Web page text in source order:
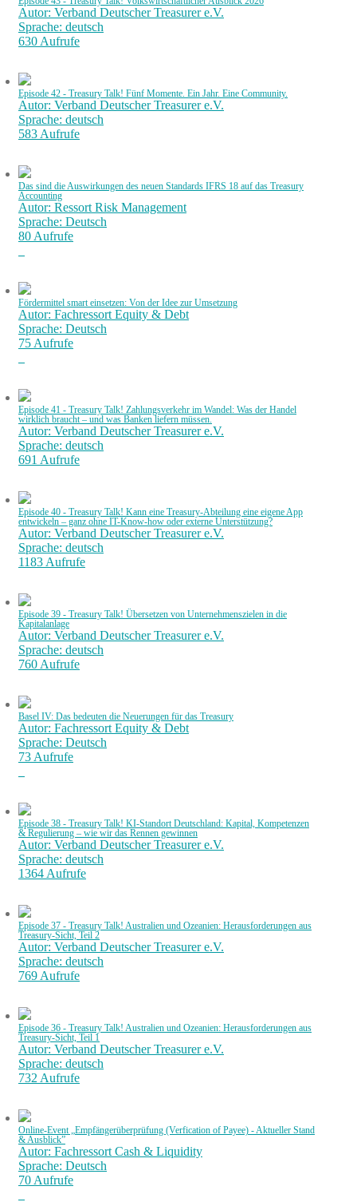
Autor: Verband Deutscher Treasurer e.V.
Sprache: deutsch
630 Aufrufe
Episode 42 - Treasury Talk! Fünf Momente. Ein Jahr. Eine Community.
Autor: Verband Deutscher Treasurer e.V.
Sprache: deutsch
583 Aufrufe
Das sind die Auswirkungen des neuen Standards IFRS 18 auf das Treasury
Accounting
Autor: Ressort Risk Management
Sprache: Deutsch
80 Aufrufe
Fördermittel smart einsetzen: Von der Idee zur Umsetzung
Autor: Fachressort Equity & Debt
Sprache: Deutsch
75 Aufrufe
Episode 41 - Treasury Talk! Zahlungsverkehr im Wandel: Was der Handel
wirklich braucht – und was Banken liefern müssen.
Autor: Verband Deutscher Treasurer e.V.
Sprache: deutsch
691 Aufrufe
Episode 40 - Treasury Talk! Kann eine Treasury-Abteilung eine eigene App
entwickeln – ganz ohne IT-Know-how oder externe Unterstützung?
Autor: Verband Deutscher Treasurer e.V.
Sprache: deutsch
1183 Aufrufe
Episode 39 - Treasury Talk! Übersetzen von Unternehmenszielen in die
Kapitalanlage
Autor: Verband Deutscher Treasurer e.V.
Sprache: deutsch
760 Aufrufe
Basel IV: Das bedeuten die Neuerungen für das Treasury
Autor: Fachressort Equity & Debt
Sprache: Deutsch
73 Aufrufe
Episode 38 - Treasury Talk! KI-Standort Deutschland: Kapital, Kompetenzen
& Regulierung – wie wir das Rennen gewinnen
Autor: Verband Deutscher Treasurer e.V.
Sprache: deutsch
1364 Aufrufe
Episode 37 - Treasury Talk! Australien und Ozeanien: Herausforderungen aus
Treasury-Sicht, Teil 2
Autor: Verband Deutscher Treasurer e.V.
Sprache: deutsch
769 Aufrufe
Episode 36 - Treasury Talk! Australien und Ozeanien: Herausforderungen aus
Treasury-Sicht, Teil 1
Autor: Verband Deutscher Treasurer e.V.
Sprache: deutsch
732 Aufrufe
Online-Event „Empfängerüberprüfung (Verfication of Payee) - Aktueller Stand
& Ausblick”
Autor: Fachressort Cash & Liquidity
Sprache: Deutsch
70 Aufrufe